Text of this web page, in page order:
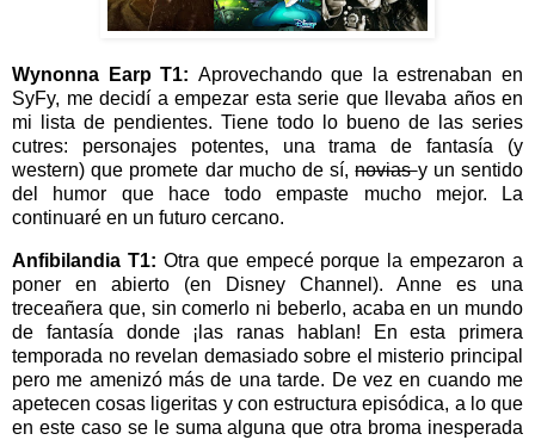
Wynonna Earp T1: Aprovechando que la estrenaban en
SyFy, me decidí a empezar esta serie que llevaba años en
mi lista de pendientes. Tiene todo lo bueno de las series
cutres: personajes potentes, una trama de fantasía (y
western) que promete dar mucho de sí,noviasy un sentido
del humor que hace todo empaste mucho mejor. La
continuaré en un futuro cercano.
Anfibilandia T1: Otra que empecé porque la empezaron a
poner en abierto (en Disney Channel). Anne es una
treceañera que, sin comerlo ni beberlo, acaba en un mundo
de fantasía donde ¡las ranas hablan! En esta primera
temporada no revelan demasiado sobre el misterio principal
pero me amenizó más de una tarde. De vez en cuando me
apetecen cosas ligeritas y con estructura episódica, a lo que
en este caso se le suma alguna que otra broma inesperada